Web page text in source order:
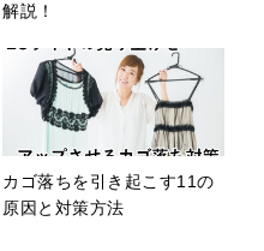
解説！
カゴ落ちを引き起こす11の
原因と対策方法